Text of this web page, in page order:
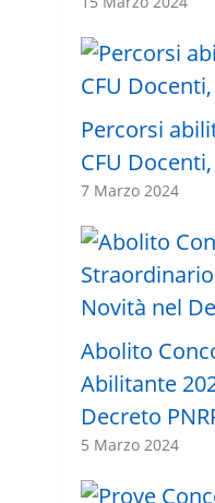
Percorsi
CFU
7 Marzo 2024
Abolito
Abilitante
Decreto
5 Marzo 2024